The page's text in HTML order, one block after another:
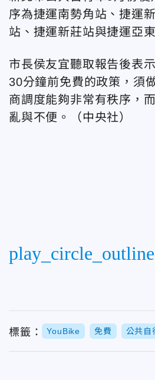
序為捷運南勢角站、捷運
站、捷運新莊站與捷運亞
市長侯友宜聽取報告後表
30分鐘前免費的政策，須
商調度能夠非常有秩序，
亂與不便。（中央社）
play_circle_outline
標籤： YouBike 免費 公共自